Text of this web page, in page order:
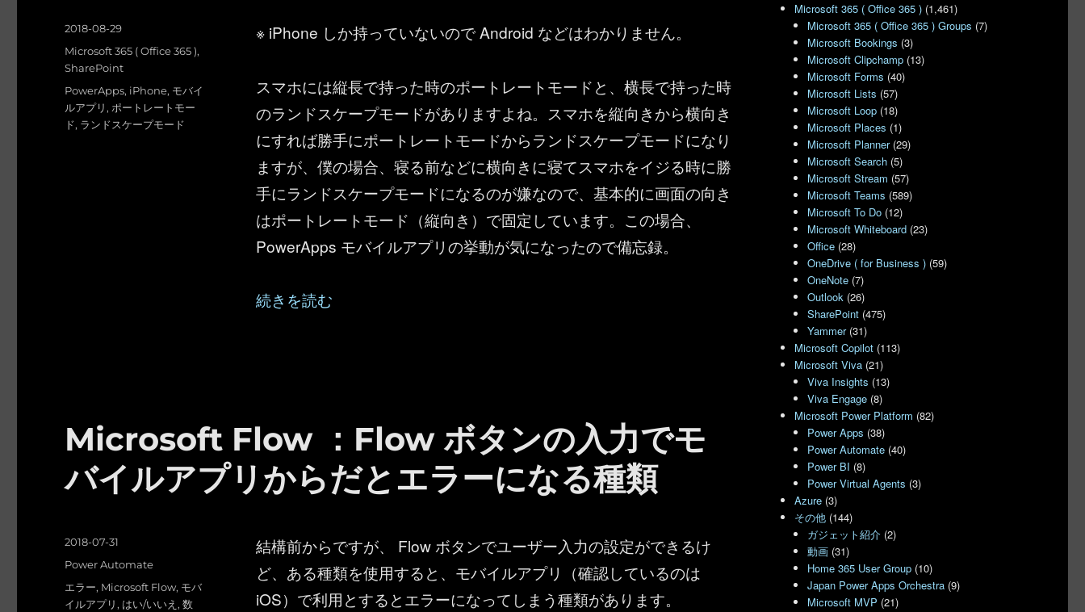
※ iPhone しか持っていないので Android などはわかりません。
スマホには縦長で持った時のポートレートモードと、横長で持った時
のランドスケープモードがありますよね。スマホを縦向きから横向き
にすれば勝手にポートレートモードからランドスケープモードになり
ますが、僕の場合、寝る前などに横向きに寝てスマホをイジる時に勝
手にランドスケープモードになるのが嫌なので、基本的に画面の向き
はポートレートモード（縦向き）で固定しています。この場合、
PowerApps モバイルアプリの挙動が気になったので備忘録。
“PowerApps ： iPhone の設定で画面の向きを固定している場合のモバイルアプリの挙動” の
続きを読む
投
日:
2018-08-29
カ
テ
ー
Microsoft 365 ( Office 365 ),
SharePoint
タ
グ
PowerApps, iPhone, モバイ
ルアプリ , ポートレートモー
ド, ランドスケープモード
Microsoft Flow ：Flow ボタンの入力でモ
バイルアプリからだとエラーになる種類
結構前からですが、 Flow ボタンでユーザー入力の設定ができるけ
ど、ある種類を使用すると、モバイルアプリ（確認しているのは
iOS）で利用とするとエラーになってしまう種類があります。
投
2018-07-31
カ
ゴ
Power Automate
タ
グ
エラー, Microsoft Flow, モバ
イルアプリ , はい/いいえ ,数
Microsoft 365 ( Office 365 ) (1,461)
Microsoft 365 ( Office 365 ) Groups (7)
Microsoft Bookings (3)
Microsoft Clipchamp (13)
Microsoft Forms (40)
Microsoft Lists (57)
Microsoft Loop (18)
Microsoft Places (1)
Microsoft Planner(29)
Microsoft Search (5)
Microsoft Stream (57)
Microsoft Teams (589)
Microsoft To Do (12)
Microsoft Whiteboard (23)
Office (28)
OneDrive ( for Business ) (59)
OneNote (7)
Outlook (26)
SharePoint (475)
Yammer(31)
Microsoft Copilot (113)
Microsoft Viva (21)
Viva Insights (13)
Viva Engage (8)
Microsoft Power Platform (82)
Power Apps (38)
Power Automate (40)
Power BI (8)
Power Virtual Agents (3)
Azure (3)
その他 (144)
ガジェット紹介 (2)
動画 (31)
Home 365 User Group (10)
Japan Power Apps Orchestra (9)
Microsoft MVP (21)